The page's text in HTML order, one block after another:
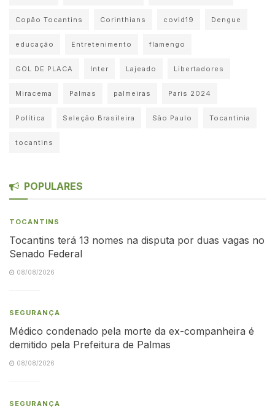
Copão Tocantins Corinthians covid19 Dengue
educação Entretenimento flamengo
GOL DE PLACA Inter Lajeado Libertadores
Miracema Palmas palmeiras Paris 2024
Política Seleção Brasileira São Paulo Tocantinia
tocantins
POPULARES
TOCANTINS
Tocantins terá 13 nomes na disputa por duas vagas no
Senado Federal
08/08/2026
SEGURANÇA
Médico condenado pela morte da ex-companheira é
demitido pela Prefeitura de Palmas
08/08/2026
SEGURANÇA